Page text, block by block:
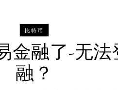
比特币
金融了-无法
融？